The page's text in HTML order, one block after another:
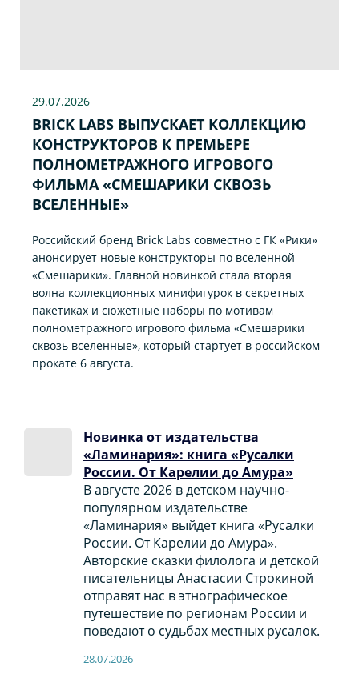
29.07.2026
BRICK LABS ВЫПУСКАЕТ КОЛЛЕКЦИЮ
КОНСТРУКТОРОВ К ПРЕМЬЕРЕ
ПОЛНОМЕТРАЖНОГО ИГРОВОГО
ФИЛЬМА «CМЕШАРИКИ СКВОЗЬ
ВСЕЛЕННЫЕ»
Российский бренд Brick Labs совместно с ГК «Рики»
анонсирует новые конструкторы по вселенной
«Смешарики». Главной новинкой стала вторая
волна коллекционных минифигурок в секретных
пакетиках и сюжетные наборы по мотивам
полнометражного игрового фильма «Смешарики
сквозь вселенные», который стартует в российском
прокате 6 августа.
Новинка от издательства
«Ламинария»: книга «Русалки
России. От Карелии до Амура»
В августе 2026 в детском научно-
популярном издательстве
«Ламинария» выйдет книга «Русалки
России. От Карелии до Амура».
Авторские сказки филолога и детской
писательницы Анастасии Строкиной
отправят нас в этнографическое
путешествие по регионам России и
поведают о судьбах местных русалок.
28.07.2026